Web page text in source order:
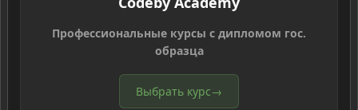
Профессиональные курсы с дипломом гос.
образца
Выбрать курс→